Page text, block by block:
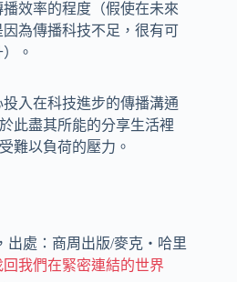
效率的程度（假使在未來
為傳播科技不足，很有可
。
入在科技進步的傳播溝通
此盡其所能的分享生活裡
難以負荷的壓力。
出處：商周出版/麥克‧哈里
我們在緊密連結的世界